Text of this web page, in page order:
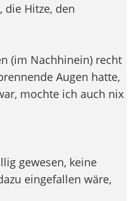
die Hitze, den
(im Nachhinein) recht
Augen hatte,
mochte ich auch nix
gewesen, keine
eingefallen wäre,